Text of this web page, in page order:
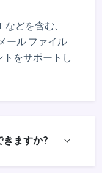
どを含む、
ール ファイル
をサポートし
きますか?